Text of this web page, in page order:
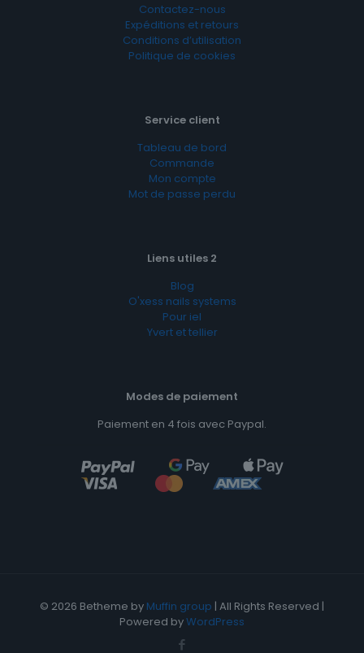
Contactez-nous
Expéditions et retours
Conditions d’utilisation
Politique de cookies
Service client
Tableau de bord
Commande
Mon compte
Mot de passe perdu
Liens utiles 2
Blog
O'xess nails systems
Pour iel
Yvert et tellier
Modes de paiement
Paiement en 4 fois avec Paypal.
© 2026 Betheme by Muffin group | All Rights Reserved |
Powered byWordPress